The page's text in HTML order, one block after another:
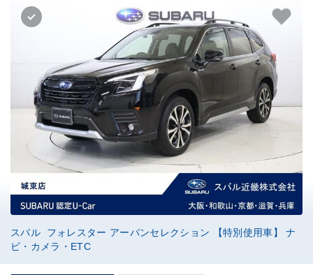
スバル フォレスター アーバンセレクション 【特別使用車】 ナ
ビ・カメラ・ETC